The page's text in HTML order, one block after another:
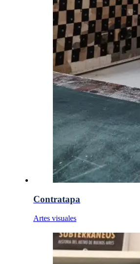
Contratapa
Artes visuales